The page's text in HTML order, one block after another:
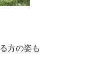
方の姿も